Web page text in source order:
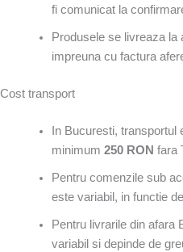
fi comunicat la
Produsele se livreaza la
impreuna cu factura
Cost transport
In Bucuresti,
minimum 250 RON fara
Pentru comenzile sub
este variabil, in functie
Pentru livrarile din afara
variabil si depinde de